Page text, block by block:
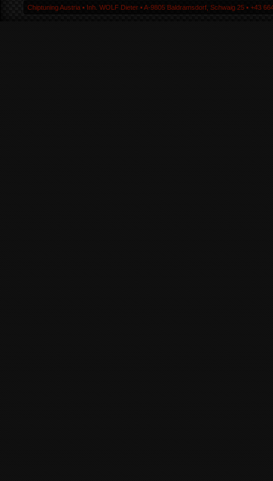
Chiptuning Austria ▪ Inh. WOLF Dieter ▪ A-9805 Baldramsdorf, Schwaig 25 ▪ +43